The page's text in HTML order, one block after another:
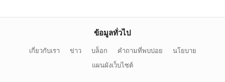
ข้อมูลทั่วไป
เกี่ยวกับเรา ข่าว บล็อก คำถามที่พบบ่อย
นโยบาย
แผนผังเว็บไซต์